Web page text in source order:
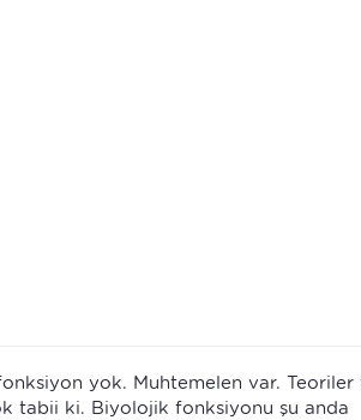
yok. Muhtemelen var. Teoriler
tabii ki. Biyolojik fonksiyonu şu anda